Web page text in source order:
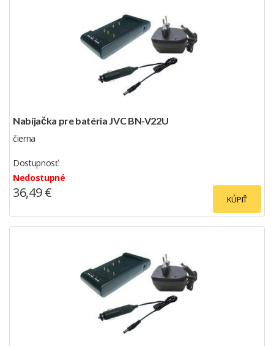
Nabíjačka pre batéria JVC BN-V22U
čierna
Dostupnosť:
Nedostupné
KÚPIŤ
36,49 €